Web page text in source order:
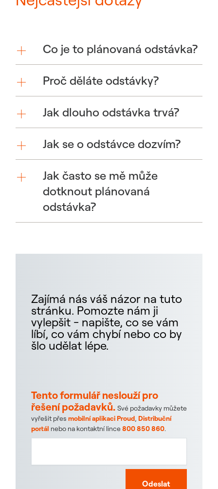
Co je to plánovaná odstávka?
Proč děláte odstávky?
Jak dlouho odstávka trvá?
Jak se o odstávce dozvím?
Jak často se mě může
dotknout plánovaná
odstávka?
Zajímá nás váš názor na tuto
stránku. Pomozte nám ji
vylepšit - napište, co se vám
líbí, co vám chybí nebo co by
šlo udělat lépe.
Tento formulář neslouží pro
řešení požadavků. Své požadavky můžete
vyřešit přes mobilní aplikaci Proud, Distribuční
portál nebo na kontaktní lince800 850 860.
Odeslat